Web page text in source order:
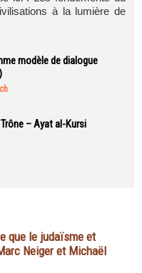
à la lumière de
modèle de dialogue
– Ayat al-Kursi
que le judaïsme et
Neiger et Michaël